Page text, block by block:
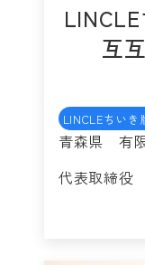
互
LINCLEちいき
青森県 有
代表取締役